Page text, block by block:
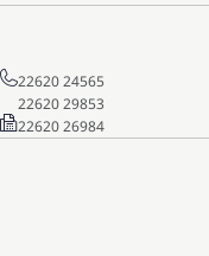
22620 24565
22620 29853
22620 26984